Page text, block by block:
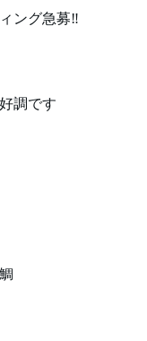
ング急募‼️
調です